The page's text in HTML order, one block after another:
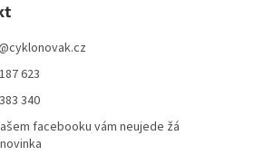
cyklonovak.cz
623
340
facebooku vám neujede žá